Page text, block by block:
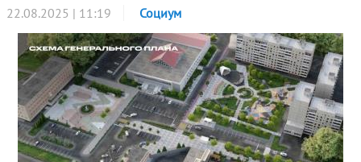
22.08.2025 | 11:19 Социум